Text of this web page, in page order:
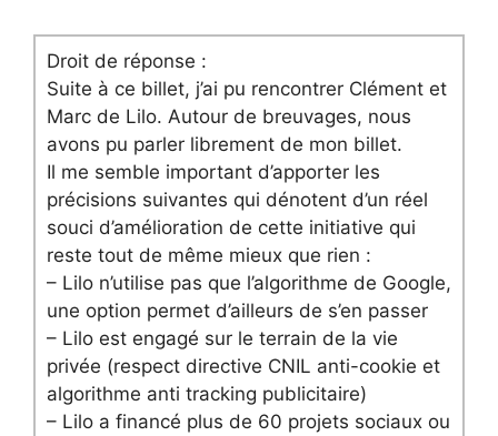
Droit de réponse :
Suite à ce billet, j’ai pu rencontrer Clément et
Marc de Lilo. Autour de breuvages, nous
avons pu parler librement de mon billet.
Il me semble important d’apporter les
précisions suivantes qui dénotent d’un réel
souci d’amélioration de cette initiative qui
reste tout de même mieux que rien :
– Lilo n’utilise pas que l’algorithme de Google,
une option permet d’ailleurs de s’en passer
– Lilo est engagé sur le terrain de la vie
privée (respect directive CNIL anti-cookie et
algorithme anti tracking publicitaire)
– Lilo a financé plus de 60 projets sociaux ou